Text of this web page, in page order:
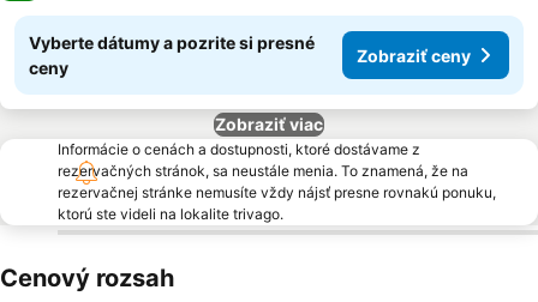
Vyberte dátumy a pozrite si presné
ceny
Zobraziť ceny
Zobraziť viac
Informácie o cenách a dostupnosti, ktoré dostávame z
rezervačných stránok, sa neustále menia. To znamená, že na
rezervačnej stránke nemusíte vždy nájsť presne rovnakú ponuku,
ktorú ste videli na lokalite trivago.
Cenový rozsah